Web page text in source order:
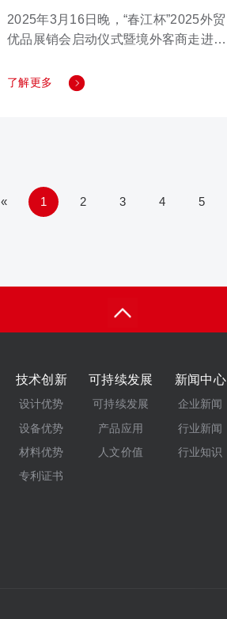
七届临沂劳保用品交易会成功举
办！
2025年3月16日晚，“春江杯”2025外贸
优品展销会启动仪式暨境外客商走进商
自马来西亚、尼泊尔、新西兰、西班
了解更多
« 1 2 3 4 5
技术创新
设计优势
设备优势
材料优势
专利证书
可持续发展
可持续发展
产品应用
人文价值
新闻中心
企业新闻
行业新闻
行业知识